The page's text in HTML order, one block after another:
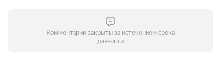
Комментарии закрыты за истечением срока
давности